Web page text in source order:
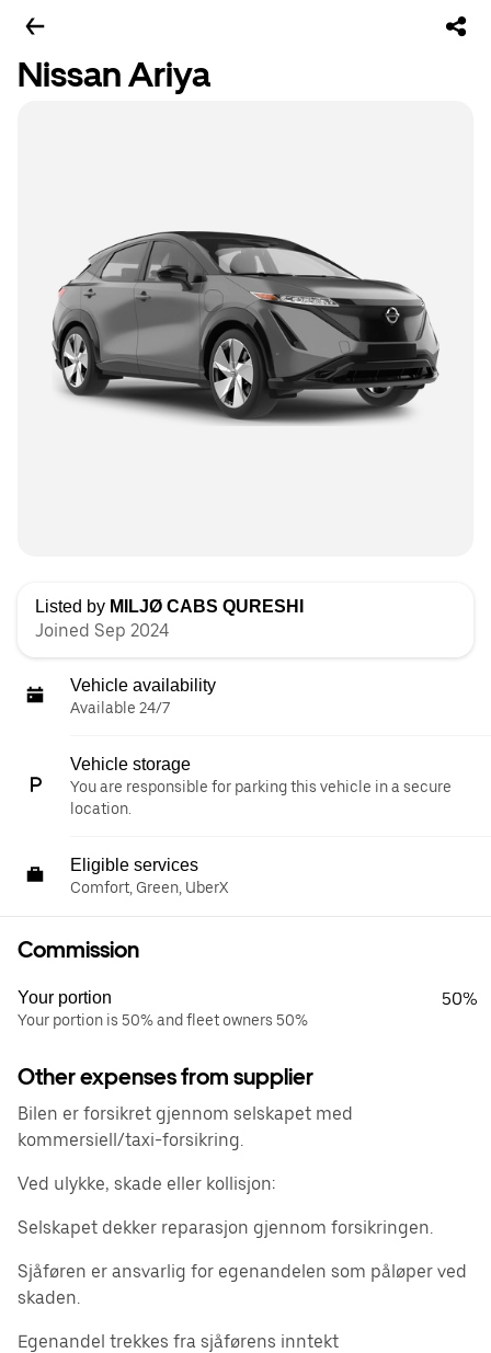
Nissan Ariya
Listed by MILJØ CABS QURESHI
Joined Sep 2024
Vehicle availability
Available 24/7
Vehicle storage
You are responsible for parking this vehicle in a secure
location.
Eligible services
Comfort, Green, UberX
Commission
Your portion
Your portion is 50% and fleet owners 50%
50%
Other expenses from supplier
Bilen er forsikret gjennom selskapet med
kommersiell/taxi-forsikring.
Ved ulykke, skade eller kollisjon:
Selskapet dekker reparasjon gjennom forsikringen.
Sjåføren er ansvarlig for egenandelen som påløper ved
skaden.
Egenandel trekkes fra sjåførens inntekt